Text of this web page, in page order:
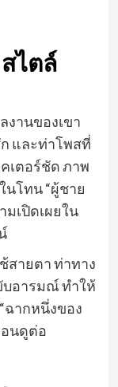
ไตล์
านของเขา
และท่าโพสที่
เตอร์ชัด ภาพ
นโทน “ผู้ชาย
เปิดเผยใน
สายตา ท่าทาง
บอารมณ์ ทำให้
ฉากหนึ่งของ
อนดูต่อ